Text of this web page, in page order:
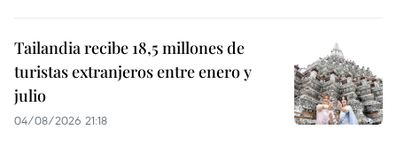
Tailandia recibe 18,5 millones de
turistas extranjeros entre enero y
julio
04/08/2026 21:18